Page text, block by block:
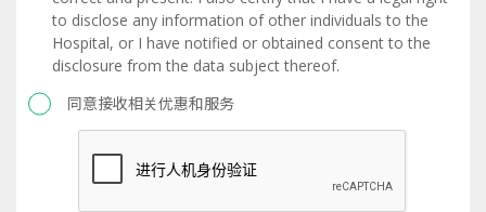
to disclose any information of other individuals to the
Hospital, or I have notified or obtained consent to the
disclosure from the data subject thereof.
同意接收相关优惠和服务